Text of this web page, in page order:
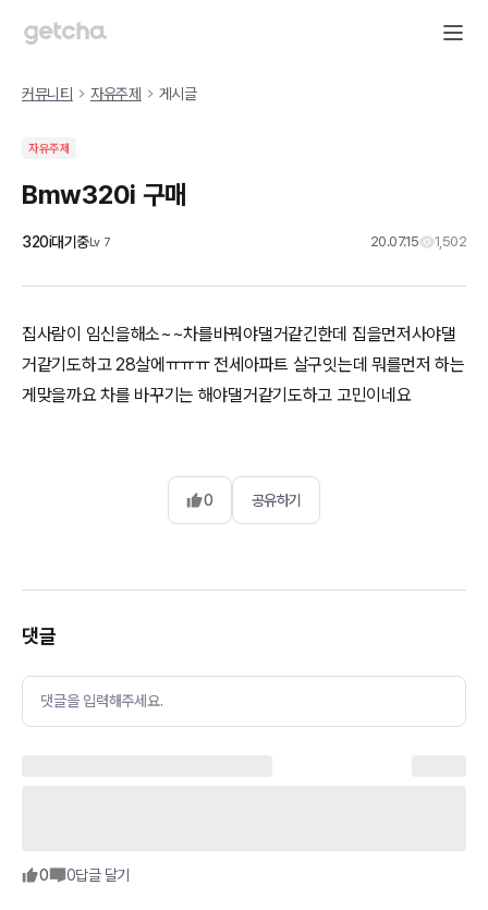
커뮤니티 자유주제 게시글
자유주제
Bmw320i 구매
320i대기중Lv 7 20.07.15 1,502
집사람이 임신을해소~~차를바꿔야댈거같긴한데 집을먼저사야댈
거같기도하고 28살에ㅠㅠㅠ 전세아파트 살구잇는데 뭐를먼저 하는
게맞을까요 차를 바꾸기는 해야댈거같기도하고 고민이네요
0 공유하기
댓글
댓글을 입력해주세요.
0 0답글 달기